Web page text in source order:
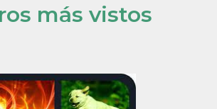
más vistos